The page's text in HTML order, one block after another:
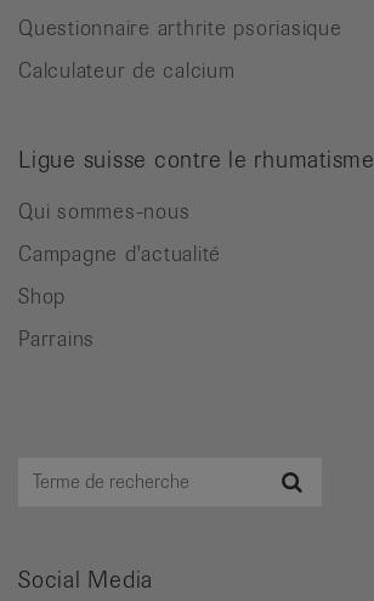
Questionnaire arthrite psoriasique
Calculateur de calcium
Ligue suisse contre le rhumatisme
Qui sommes-nous
Campagne d'actualité
Shop
Parrains
Terme
Social Media